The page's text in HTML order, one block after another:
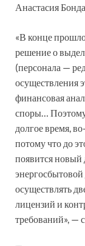
Анастасия
«В конце
решение о
(персонала —
осуществления
финансовая
споры… Поэтому
долгое время,
потому что до
появится новый
осуществлять
лицензий и
требований», —